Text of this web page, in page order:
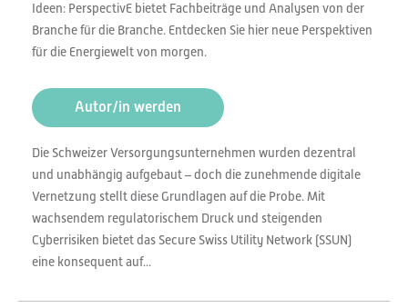
Ideen: PerspectivE bietet Fachbeiträge und Analysen von der
Branche für die Branche. Entdecken Sie hier neue Perspektiven
für die Energiewelt von morgen.
Autor/in werden
Die Schweizer Versorgungsunternehmen wurden dezentral
und unabhängig aufgebaut – doch die zunehmende digitale
Vernetzung stellt diese Grundlagen auf die Probe. Mit
wachsendem regulatorischem Druck und steigenden
Cyberrisiken bietet das Secure Swiss Utility Network (SSUN)
eine konsequent auf...